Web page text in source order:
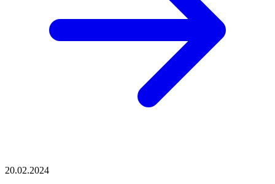
20.02.2024